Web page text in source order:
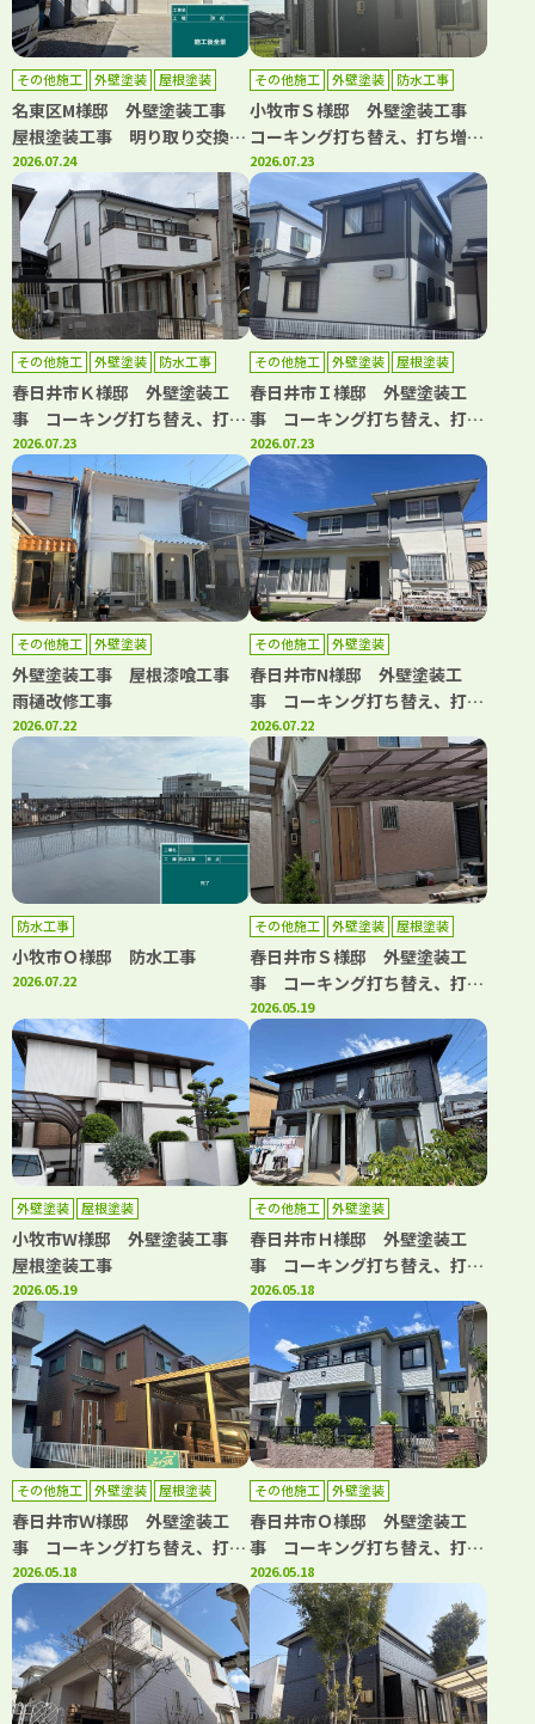
その他施工 外壁塗装 屋根塗装
名東区M様邸 外壁塗装工事
屋根塗装工事 明り取り交換工
事 ボルトキャップ設置工事
2026.07.24
その他施工 外壁塗装 防水工事
小牧市Ｓ様邸 外壁塗装工事
コーキング打ち替え、打ち増し
工事 ベランダ防水工事
2026.07.23
その他施工 外壁塗装 防水工事
春日井市Ｋ様邸 外壁塗装工
事 コーキング打ち替え、打ち
増し工事 ベランダ防水工事
屋根漆喰工事
2026.07.23
その他施工 外壁塗装
屋根塗装
防水工事
春日井市Ｉ様邸 外壁塗装工
事 コーキング打ち替え、打ち
増し工事 屋根塗装工事 防水
工事
2026.07.23
その他施工 外壁塗装
外壁塗装工事 屋根漆喰工事
雨樋改修工事
2026.07.22
その他施工 外壁塗装
春日井市N様邸 外壁塗装工
事 コーキング打ち替え、打ち
増し工事 屋根カバー工事 雨
樋改修工事
2026.07.22
防水工事
小牧市Ｏ様邸 防水工事
2026.07.22
その他施工 外壁塗装 屋根塗装
春日井市Ｓ様邸 外壁塗装工
事 コーキング打ち替え、打ち
増し工事 屋根塗装工事 ベラ
ンダトップコート工事
2026.05.19
外壁塗装 屋根塗装
小牧市W様邸 外壁塗装工事
屋根塗装工事
2026.05.19
その他施工 外壁塗装
春日井市Ｈ様邸 外壁塗装工
事 コーキング打ち替え、打ち
増し工事 屋根重ね葺き工事
雨樋交換工事
2026.05.18
その他施工 外壁塗装 屋根塗装
春日井市Ｗ様邸 外壁塗装工
事 コーキング打ち替え、打ち
増し工事 屋根塗装工事 ベラ
ンダトップコート工事 その他
工事
2026.05.18
その他施工 外壁塗装
春日井市Ｏ様邸 外壁塗装工
事 コーキング打ち替え、打ち
増し工事 ガスケット工事 ベ
ランダトップコート工事
2026.05.18